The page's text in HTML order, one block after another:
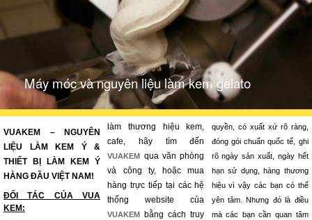
Máy móc và nguyên liệu làm kem gelato
VUAKEM – NGUYÊN
LIỆU LÀM KEM Ý &
THIẾT BỊ LÀM KEM Ý
HÀNG ĐẦU VIỆT NAM!
ĐỐI TÁC CỦA VUA
KEM:
làm thương hiệu kem,
cafe, hãy tìm đến
VUAKEM qua văn phòng
và công ty, hoặc mua
hàng trực tiếp tại các hệ
thống website của
VUAKEM bằng cách truy
quyền, có xuất xứ rõ ràng,
đóng gói chuẩn quốc tế, ghi
rõ ngày sản xuất, ngày hết
hạn sử dụng, hàng thương
hiệu vì vậy các bạn có thể
yên tâm. Nhưng đó là điều
mà các bạn cần quan tâm